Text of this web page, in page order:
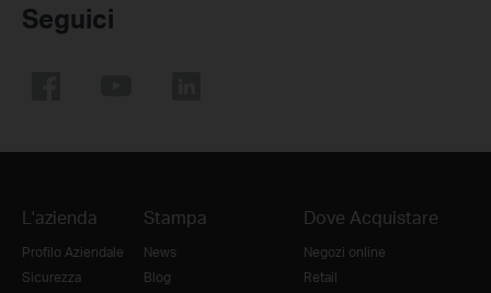
Seguici
L'azienda
Profilo Aziendale
Sicurezza
Stampa
News
Blog
Dove Acquistare
Negozi online
Retail